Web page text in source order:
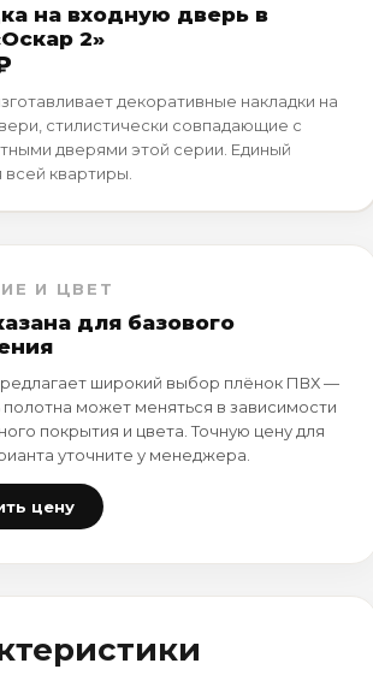
на входную дверь в
2»
декоративные накладки на
стилистически совпадающие с
дверями этой серии. Единый
всей квартиры.
И ЦВЕТ
для базового
широкий выбор плёнок ПВХ —
полотна может меняться в зависимости
покрытия и цвета. Точную цену для
уточните у менеджера.
цену